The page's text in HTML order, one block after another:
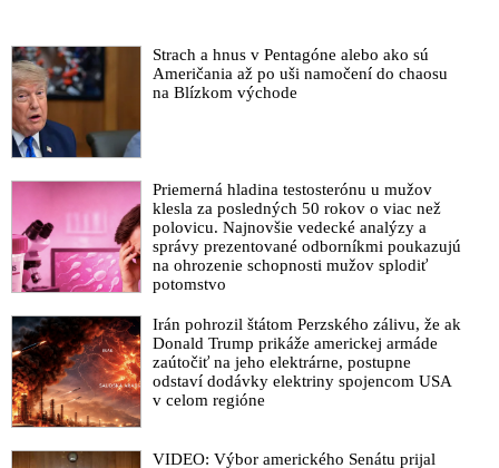
Strach a hnus v Pentagóne alebo ako sú
Američania až po uši namočení do chaosu
na Blízkom východe
Priemerná hladina testosterónu u mužov
klesla za posledných 50 rokov o viac než
polovicu. Najnovšie vedecké analýzy a
správy prezentované odborníkmi poukazujú
na ohrozenie schopnosti mužov splodiť
potomstvo
Irán pohrozil štátom Perzského zálivu, že ak
Donald Trump prikáže americkej armáde
zaútočiť na jeho elektrárne, postupne
odstaví dodávky elektriny spojencom USA
v celom regióne
VIDEO: Výbor amerického Senátu prijal